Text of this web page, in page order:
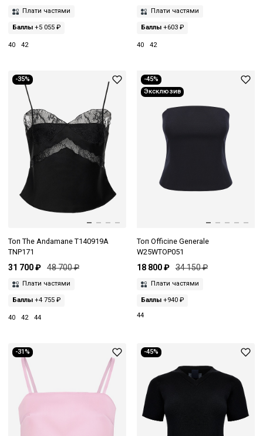
Плати частями
Баллы +5 055 ₽
40 42
Плати частями
Баллы+603 ₽
40 42
-35%
Топ The Andamane T140919A
TNP171
31 700 ₽ 48 700 ₽
Плати частями
Баллы +4 755 ₽
40 42 44
-45%
Эксклюзив
Топ Officine Generale
W25WTOP051
18 800 ₽ 34 150 ₽
Плати частями
Баллы+940 ₽
44
-31% -45%